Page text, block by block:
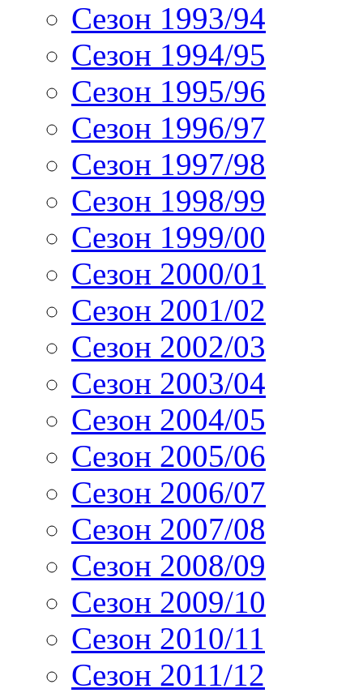
Сезон 1993/94
Сезон 1994/95
Сезон 1995/96
Сезон 1996/97
Сезон 1997/98
Сезон 1998/99
Сезон 1999/00
Сезон 2000/01
Сезон 2001/02
Сезон 2002/03
Сезон 2003/04
Сезон 2004/05
Сезон 2005/06
Сезон 2006/07
Сезон 2007/08
Сезон 2008/09
Сезон 2009/10
Сезон 2010/11
Сезон 2011/12